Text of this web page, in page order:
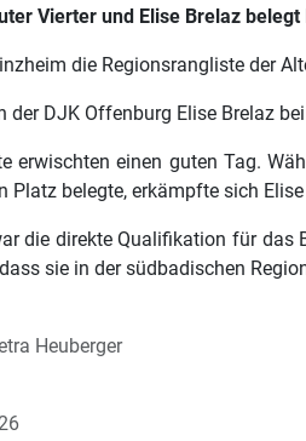
Vierter und Elise Brelaz belegt
die Regionsrangliste der
der DJK Offenburg Elise Brelaz
erwischten einen guten Tag.
Platz belegte, erkämpfte sich
die direkte Qualifikation für
sie in der südbadischen
Heuberger